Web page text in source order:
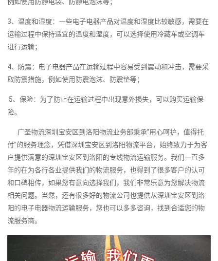
3、温度和湿度：一些电子电器产品对温度和湿度比较敏感，需要在
运输过程中保持适宜的温度和湿度，可以选择使用冷藏车或空调车
进行运输；
4、防震：电子电器产品在运输过程中容易受到震动和冲击，需要采
取防震措施，例如使用防震泡沫、防震垫等；
5、保险：为了防止在运输过程中出现意外损失，可以购买运输保
险。
广圣物流深圳宝安区到洛阳物流业务部秉承“用心呵护，值得托
付”的服务理念，凭借深圳宝安区到洛阳物流平台，始终致力于为客
户提供满意的深圳宝安区到洛阳的专线物流运输服务。我们一直多
年的在为各行各业提供我们的物流服务，也得到了很多客户的认可
和口碑相传，如果您有意向选择我们，我们非常乐意为您解决物流
相关问题。当然，还有很多好的物流公司也提供从深圳宝安区到洛
阳的电子电器物流运输服务，您也可以多多咨询，找到合适您的物
流服务商。